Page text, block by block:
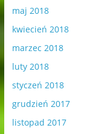
maj 2018
kwiecień 2018
marzec 2018
luty 2018
styczeń 2018
grudzień 2017
listopad 2017